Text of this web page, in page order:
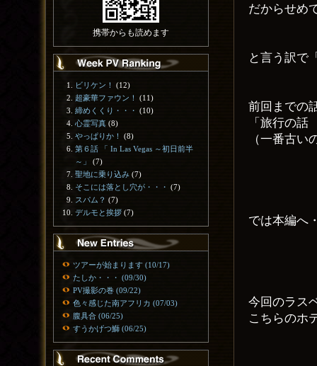
だからせめ
と言う訳で
前回までの
「旅行の
（一番古
では本編へ
今回のラス
こちらのホ
携帯からも読めます
ビリケン！
(12)
超豪華ファウン！
(11)
締めくくり・・・ (10)
心霊写真 (8)
やっぱりか！
(8)
第６話 「 In Las Vegas ～初日前半
～」
(7)
聖地に乗り込み (7)
そこには落とし穴が・・・ (7)
スパム？ (7)
デルモと挨拶 (7)
ツアーが始まります (10/17)
たしか・・・ (09/30)
PV撮影の巻 (09/22)
色々感じた南アフリカ (07/03)
腹具合 (06/25)
すうかげつ鰤 (06/25)